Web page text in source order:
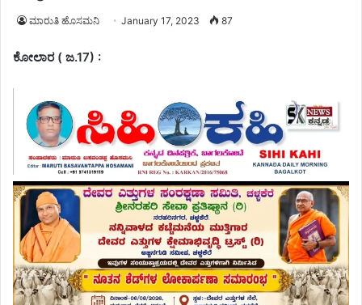
ಮಾರುತಿ ಹೊಸಮನಿ January 17, 2023 87
ಕೋಲಾರ ( ಜ.17) :